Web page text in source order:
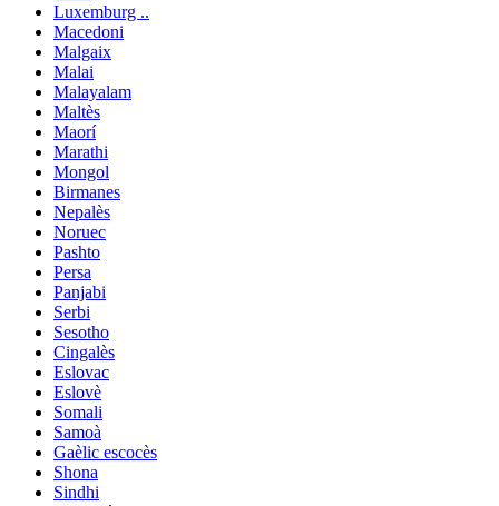
Luxemburg ..
Macedoni
Malgaix
Malai
Malayalam
Maltès
Maorí
Marathi
Mongol
Birmanes
Nepalès
Noruec
Pashto
Persa
Panjabi
Serbi
Sesotho
Cingalès
Eslovac
Eslovè
Somali
Samoà
Gaèlic escocès
Shona
Sindhi